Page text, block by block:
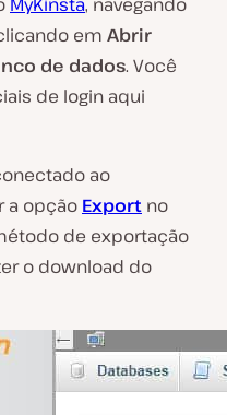
em Abrir
de dados. Você
de login aqui
ao
a opção Export no
de exportação
o download do